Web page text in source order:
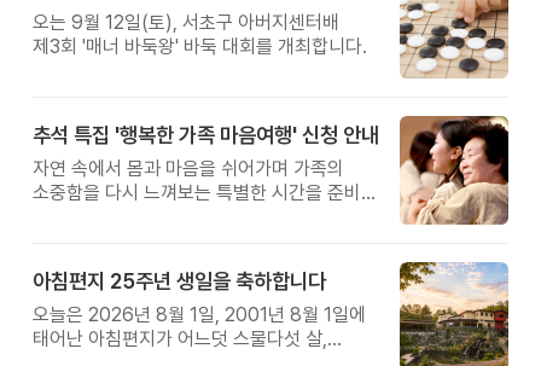
오는 9월 12일(토), 서초구 아버지센터배
제3회 '매너 바둑왕' 바둑 대회를 개최합니다.
추석 특집 '행복한 가족 마음여행' 신청 안내
자연 속에서 몸과 마음을 쉬어가며 가족의
소중함을 다시 느껴보는 특별한 시간을 준비해
아침편지 25주년 생일을 축하합니다
오늘은 2026년 8월 1일, 2001년 8월 1일에
태어난 아침편지가 어느덧 스물다섯 살,